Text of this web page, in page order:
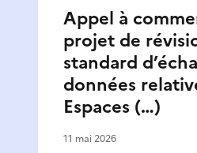
Appel à
projet de
standard
données
Espaces (…)
11 mai 2026